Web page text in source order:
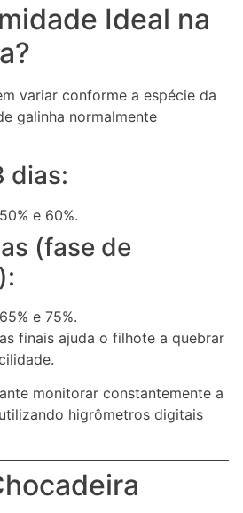
Ideal na
variar conforme a espécie da
galinha normalmente
dias:
e 60%.
(fase de
e 75%.
finais ajuda o filhote a quebrar
monitorar constantemente a
higrômetros digitais